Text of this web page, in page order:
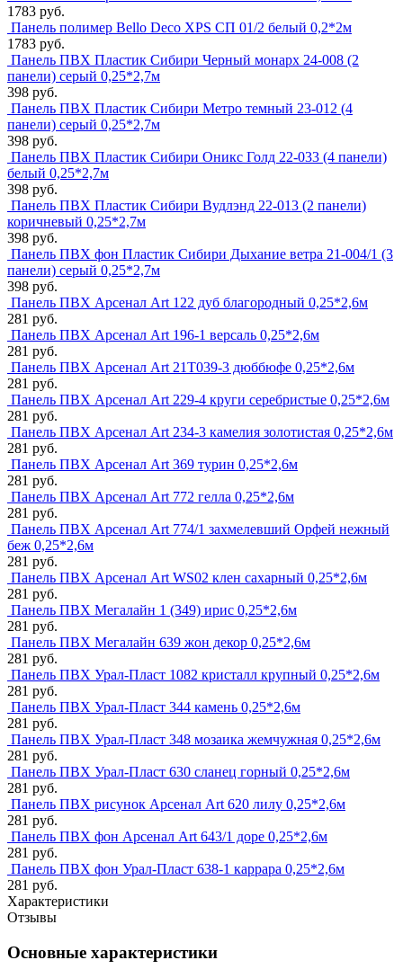
1783 руб.
Панель полимер Bello Deco XPS СП 01/2 белый 0,2*2м
1783 руб.
Панель ПВХ Пластик Сибири Черный монарх 24-008 (2
панели) серый 0,25*2,7м
398 руб.
Панель ПВХ Пластик Сибири Метро темный 23-012 (4
панели) серый 0,25*2,7м
398 руб.
Панель ПВХ Пластик Сибири Оникс Голд 22-033 (4 панели)
белый 0,25*2,7м
398 руб.
Панель ПВХ Пластик Сибири Вудлэнд 22-013 (2 панели)
коричневый 0,25*2,7м
398 руб.
Панель ПВХ фон Пластик Сибири Дыхание ветра 21-004/1 (3
панели) серый 0,25*2,7м
398 руб.
Панель ПВХ Арсенал Art 122 дуб благородный 0,25*2,6м
281 руб.
Панель ПВХ Арсенал Art 196-1 версаль 0,25*2,6м
281 руб.
Панель ПВХ Арсенал Art 21Т039-3 дюббюфе 0,25*2,6м
281 руб.
Панель ПВХ Арсенал Art 229-4 круги серебристые 0,25*2,6м
281 руб.
Панель ПВХ Арсенал Art 234-3 камелия золотистая 0,25*2,6м
281 руб.
Панель ПВХ Арсенал Art 369 турин 0,25*2,6м
281 руб.
Панель ПВХ Арсенал Art 772 гелла 0,25*2,6м
281 руб.
Панель ПВХ Арсенал Art 774/1 захмелевший Орфей нежный
беж 0,25*2,6м
281 руб.
Панель ПВХ Арсенал Art WS02 клен сахарный 0,25*2,6м
281 руб.
Панель ПВХ Мегалайн 1 (349) ирис 0,25*2,6м
281 руб.
Панель ПВХ Мегалайн 639 жон декор 0,25*2,6м
281 руб.
Панель ПВХ Урал-Пласт 1082 кристалл крупный 0,25*2,6м
281 руб.
Панель ПВХ Урал-Пласт 344 камень 0,25*2,6м
281 руб.
Панель ПВХ Урал-Пласт 348 мозаика жемчужная 0,25*2,6м
281 руб.
Панель ПВХ Урал-Пласт 630 сланец горный 0,25*2,6м
281 руб.
Панель ПВХ рисунок Арсенал Art 620 лилу 0,25*2,6м
281 руб.
Панель ПВХ фон Арсенал Art 643/1 доре 0,25*2,6м
281 руб.
Панель ПВХ фон Урал-Пласт 638-1 каррара 0,25*2,6м
281 руб.
Характеристики
Отзывы
Основные характеристики